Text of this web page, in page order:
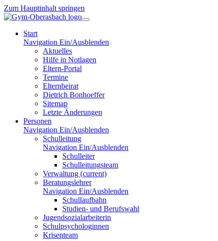
Zum Hauptinhalt springen
Start
Navigation Ein/Ausblenden
Aktuelles
Hilfe in Notlagen
Eltern-Portal
Termine
Elternbeirat
Dietrich Bonhoeffer
Sitemap
Letzte Änderungen
Personen
Navigation Ein/Ausblenden
Schulleitung
Navigation Ein/Ausblenden
Schulleiter
Schulleitungsteam
Verwaltung (current)
Beratungslehrer
Navigation Ein/Ausblenden
Schullaufbahn
Studien- und Berufswahl
Jugendsozialarbeiterin
Schulpsychologinnen
Krisenteam